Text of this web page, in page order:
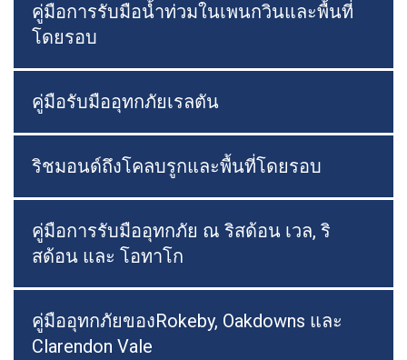
คู่มือการรับมือน้ำท่วมในเพนกวินและพื้นที่
โดยรอบ
คู่มือรับมืออุทกภัยเรลตัน
ริชมอนด์ถึงโคลบรูกและพื้นที่โดยรอบ
คู่มือการรับมืออุทกภัย ณ ริสด้อน เวล, ริ
สด้อน และ โอทาโก
คู่มืออุทกภัยของRokeby, Oakdowns และ
Clarendon Vale